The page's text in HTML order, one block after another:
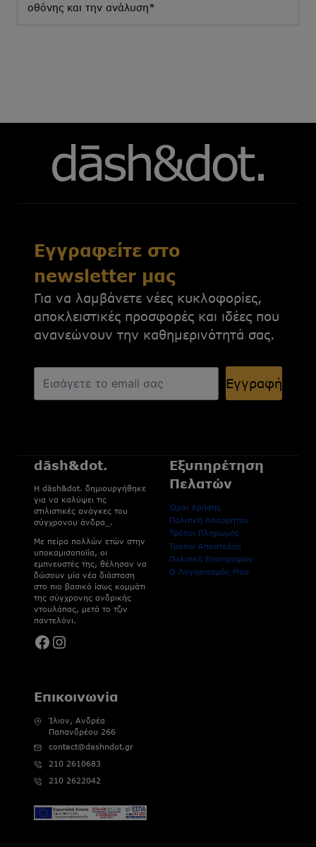
οθόνης και την ανάλυση*
Εγγραφείτε στο
newsletter μας
Για να λαμβάνετε νέες κυκλοφορίες,
αποκλειστικές προσφορές και ιδέες που
ανανεώνουν την καθημερινότητά σας.
Εγγραφή
dāsh&dot.
H dāsh&dot. δημιουργήθηκε
για να καλύψει τις
στιλιστικές ανάγκες του
σύγχρονου άνδρα_.
Με πείρα πολλών ετών στην
υποκαμισοποϊία, οι
εμπνευστές της, θέλησαν να
δώσουν μία νέα διάσταση
στο πιο βασικό ίσως κομμάτι
της σύγχρονης ανδρικής
ντουλάπας, μετά το τζιν
παντελόνι.
Facebook
Instagram
Εξυπηρέτηση
Πελατών
Όροι Χρήσης
Πολιτική Απορρήτου
Τρόποι Πληρωμής
Τρόποι Αποστολής
Πολιτική Επιστροφών
Ο Λογαριασμός Μου
Επικοινωνία
Ίλιον, Ανδρέα
Παπανδρέου 266
contact@dashndot.gr
210 2610683
210 2622042